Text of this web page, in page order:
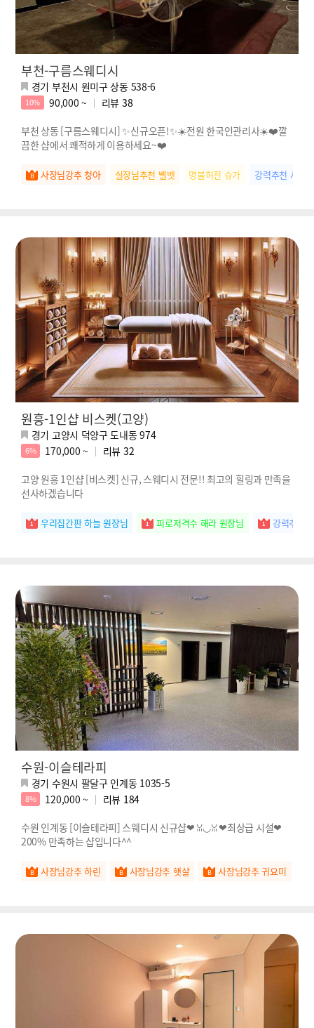
부천-구름스웨디시
경기 부천시 원미구 상동 538-6
10% 90,000 ~ 리뷰 38
부천 상동 [구름스웨디시] ✨신규오픈!✨☀️전원 한국인관리사☀️❤️깔
끔한 샵에서 쾌적하게 이용하세요~❤️
사장님강추 청아 실장님추천 벨벳 명불허전 슈가 강력추천 샤벳
원흥-1인샵 비스켓(고양)
경기 고양시 덕양구 도내동 974
6% 170,000 ~ 리뷰 32
고양 원흥 1인샵 [비스켓] 신규, 스웨디시 전문!! 최고의 힐링과 만족을
선사하겠습니다
우리집간판 하늘 원장님 피로저격수 해라 원장님 강력추천
수원-이슬테라피
경기 수원시 팔달구 인계동 1035-5
8% 120,000 ~ 리뷰 184
수원 인계동 [이슬테라피] 스웨디시 신규샵❤ ꈍ◡ꈍ ❤최상급 시설❤
200% 만족하는 샵입니다^^
사장님강추 하린 사장님강추 햇살 사장님강추 귀요미